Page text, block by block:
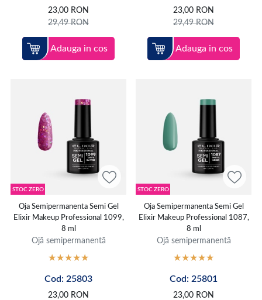
23,00 RON
29,49RON
Adauga in cos
23,00 RON
29,49RON
Adauga in cos
STOC ZERO
Oja Semipermanenta Semi Gel
Elixir Makeup Professional 1099,
8 ml
Ojă semipermanentă
Cod: 25803
23,00 RON
STOC ZERO
Oja Semipermanenta Semi Gel
Elixir Makeup Professional 1087,
8 ml
Ojă semipermanentă
Cod: 25801
23,00 RON